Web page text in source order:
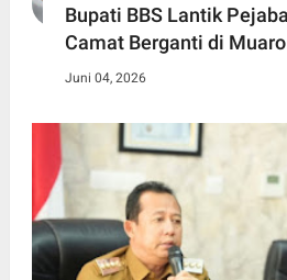
Bupati BBS Lantik
Camat Berganti di
Juni 04, 2026